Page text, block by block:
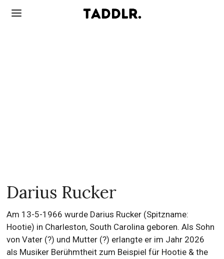
Darius Rucker
Am 13-5-1966 wurde Darius Rucker (Spitzname:
Hootie) in Charleston, South Carolina geboren. Als Sohn
von Vater (?) und Mutter (?) erlangte er im Jahr 2026
als Musiker Berühmtheit zum Beispiel für Hootie & the